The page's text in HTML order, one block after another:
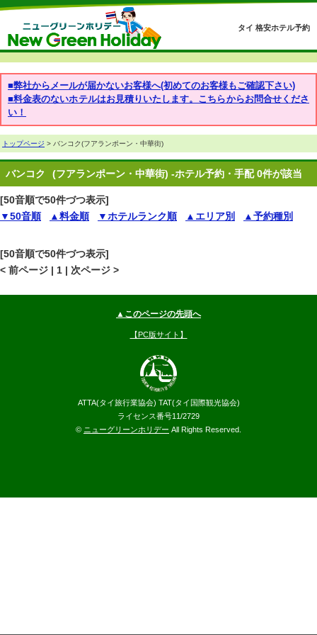
タイ 格安ホテル予約
■弊社からメールが届かないお客様へ(初めてのお客様もご確認下さい)
■料金表のないホテルはお見積りいたします。こちらからお問合せくださ
い！
トップページ > バンコク(フアランポーン・中華街)
バンコク (フアランポーン・中華街) -ホテル予約・手配 0件が該当
[50音順で50件づつ表示]
▼50音順
▲料金順 ▼ホテルランク順 ▲エリア別 ▲予約種別
[50音順で50件づつ表示]
< 前ページ | 1 | 次ページ >
▲このページの先頭へ
【PC版サイト】
ATTA(タイ旅行業協会) TAT(タイ国際観光協会)
ライセンス番号11/2729
© ニューグリーンホリデー All Rights Reserved.